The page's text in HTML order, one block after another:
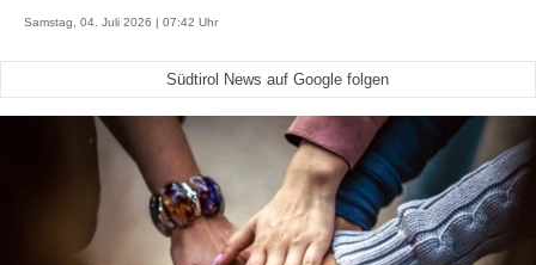
Samstag, 04. Juli 2026 | 07:42 Uhr
Südtirol News auf Google folgen